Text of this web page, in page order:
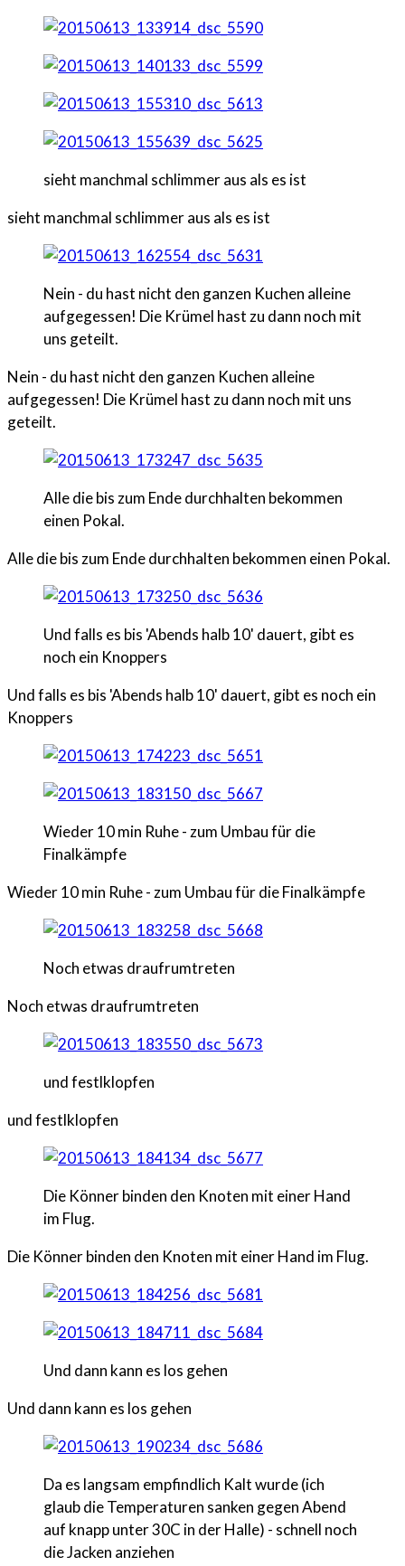
sieht manchmal schlimmer aus als es ist
sieht manchmal schlimmer aus als es ist
Nein - du hast nicht den ganzen Kuchen alleine
aufgegessen! Die Krümel hast zu dann noch mit
uns geteilt.
Nein - du hast nicht den ganzen Kuchen alleine
aufgegessen! Die Krümel hast zu dann noch mit uns
geteilt.
Alle die bis zum Ende durchhalten bekommen
einen Pokal.
Alle die bis zum Ende durchhalten bekommen einen Pokal.
Und falls es bis 'Abends halb 10' dauert, gibt es
noch ein Knoppers
Und falls es bis 'Abends halb 10' dauert, gibt es noch ein
Knoppers
Wieder 10 min Ruhe - zum Umbau für die
Finalkämpfe
Wieder 10 min Ruhe - zum Umbau für die Finalkämpfe
Noch etwas draufrumtreten
Noch etwas draufrumtreten
und festlklopfen
und festlklopfen
Die Könner binden den Knoten mit einer Hand
im Flug.
Die Könner binden den Knoten mit einer Hand im Flug.
Und dann kann es los gehen
Und dann kann es los gehen
Da es langsam empfindlich Kalt wurde (ich
glaub die Temperaturen sanken gegen Abend
auf knapp unter 30C in der Halle) - schnell noch
die Jacken anziehen